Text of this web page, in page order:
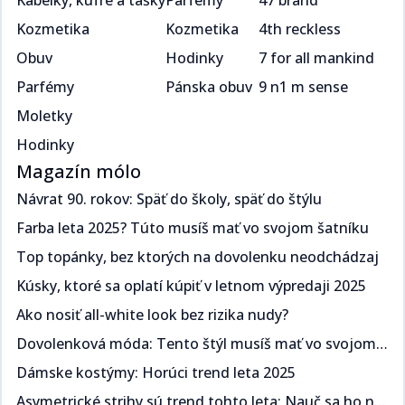
Kozmetika
Obuv
Parfémy
Moletky
Hodinky
Kozmetika
Hodinky
Pánska obuv
4th reckless
7 for all mankind
9 n1 m sense
Magazín mólo
Návrat 90. rokov: Späť do školy, späť do štýlu​​​​‌ ‍ ​‍​‍‌‍ ‌ ​‍‌‍‍‌‌‍‌ ‌‍‍‌‌‍ ‍​‍​‍​ ‍‍​‍​‍‌ ​ ‌‍​‌‌‍ ‍‌‍‍‌‌ ‌​‌ ‍‌​‍ ‍‌‍‍‌‌‍ ​‍​‍​‍ ​​‍​‍‌‍‍​‌ ​‍‌‍‌‌‌‍‌‍​‍​‍​ ‍‍​‍​‍‌‍‍​‌ ‌​‌ ‌​‌ ​​​ ‍‍​‍ ​‍ ‌‍ ​‌‍ ‌‍​ ‌‍​‌‌‍ ​‌‍‍​‌‍ ‌ ​ ‌ ‌​​ ‍‍​ ​ ​ ​​​ ​​​ ​​​‍ ‌ ​ ‌ ‌​‌ ‌‌‌‍‌​‌‍‍‌‌‍ ​‍ ‌‍‍‌‌‍ ‍‌ ‌​‌‍‌‌‌‍ ‍‌ ‌​​‍ ‌‍‌‌‌‍‌​‌‍‍‌‌ ‌​​‍ ‌‍ ‌‌‍ ‌‍‌​‌‍‌‌​ ‌‌ ​​‌ ​‍‌‍‌‌‌ ​ ‌‍‌‌‌‍ ‍‌ ‌​‌‍​‌‌ ‌​‌‍‍‌‌‍ ‌‍ ‍​ ‍ ‌‍‍‌‌‍‌​​ ‌​ ​‍‌‍​ ‌‍​ ‌‍‌​​ ‍​​ ‍​​ ‌‌​ ​‌​‍ ‌​ ‍​​ ​ ‌‍​‌​ ​‌​‍ ‌​ ‌​‌‍‌​​ ​‌​ ​‍​‍ ‌‌‍​‌‌‍​‌​ ​​​ ​​​‍ ‌​ ‍‌​ ‌ ​ ​‌‌‍​ ​ ​‌​ ​‌‌‍​‍‌‍‌​​ ​‍‌‍‌​‌‍‌‍​ ‌ ​ ‍ ‌ ‌​‌ ‍‌‌ ​​‌‍‌‌​ ‌‌ ​​‌‍ ‌ ​ ‌ ‌​​ ‍ ‌ ​​‌‍​‌‌ ‌​‌‍‍​​ ‌‌ ‌​‌‍‍‌‌ ‌​‌‍ ​‌‍‌‌​ ‌‍​‍‌‍​‌‌ ​ ‌‍‌‌‌‌‌‌‌ ​‍‌‍ ​​ ‌‌‍‍​‌ ‌​‌ ‌​‌ ​​​‍‌‌​ ​ ‌​​‌​‍‌‌​ ​‍‌​‌‍​‍‌‌​ ​‍‌​‌‍‌‍ ​‌‍ ‌‍​ ‌‍​‌‌‍ ​‌‍‍​‌‍ ‌ ​ ‌ ‌​​‍‌‌​ ​ ‌​​‌​ ​ ​ ​​​ ​​​ ​​​‍‌‌​ ​‍‌​‌‍‌ ​ ‌ ‌​‌ ‌‌‌‍‌​‌‍‍‌‌‍ ​‍‌‍‌‍‍‌‌‍‌​​ ‌​ ​‍‌‍​ ‌‍​ ‌‍‌​​ ‍​​ ‍​​ ‌‌​ ​‌​‍ ‌​ ‍​​ ​ ‌‍​‌​ ​‌​‍ ‌​ ‌​‌‍‌​​ ​‌​ ​‍​‍ ‌‌‍​‌‌‍​‌​ ​​​ ​​​‍ ‌​ ‍‌​ ‌ ​ ​‌‌‍​ ​ ​‌​ ​‌‌‍​‍‌‍‌​​ ​‍‌‍‌​‌‍‌‍​ ‌ ​‍‌‍‌ ‌​‌ ‍‌‌ ​​‌‍‌‌​ ‌‌ ​​‌‍ ‌ ​ ‌ ‌​​‍‌‍‌ ​​‌‍​‌‌ ‌​‌‍‍​​ ‌‌ ‌​‌‍‍‌‌ ‌​‌‍ ​‌‍‌‌​‍‌‍‌ ​​‌‍‌‌‌ ​‍‌ ​ ‌ ​​‌‍‌‌‌‍​ ‌ ‌​‌‍‍‌‌ ‌‍‌‍‌‌​ ‌‌ ​​‌ ‌‌‌‍​‍‌‍ ​‌‍‍‌‌ ​ ‌‍‍​‌‍‌‌‌‍‌​​‍​‍‌ ‌
Farba leta 2025? Túto musíš mať vo svojom šatníku ​​​​‌ ‍ ​‍​‍‌‍ ‌ ​‍‌‍‍‌‌‍‌ ‌‍‍‌‌‍ ‍​‍​‍​ ‍‍​‍​‍‌ ​ ‌‍​‌‌‍ ‍‌‍‍‌‌ ‌​‌ ‍‌​‍ ‍‌‍‍‌‌‍ ​‍​‍​‍ ​​‍​‍‌‍‍​‌ ​‍‌‍‌‌‌‍‌‍​‍​‍​ ‍‍​‍​‍‌‍‍​‌ ‌​‌ ‌​‌ ​​​ ‍‍​‍ ​‍ ‌‍ ​‌‍ ‌‍​ ‌‍​‌‌‍ ​‌‍‍​‌‍ ‌ ​ ‌ ‌​​ ‍‍​ ​ ​ ​​​ ​​​ ​​​‍ ‌ ​ ‌ ‌​‌ ‌‌‌‍‌​‌‍‍‌‌‍ ​‍ ‌‍‍‌‌‍ ‍‌ ‌​‌‍‌‌‌‍ ‍‌ ‌​​‍ ‌‍‌‌‌‍‌​‌‍‍‌‌ ‌​​‍ ‌‍ ‌‌‍ ‌‍‌​‌‍‌‌​ ‌‌ ​​‌ ​‍‌‍‌‌‌ ​ ‌‍‌‌‌‍ ‍‌ ‌​‌‍​‌‌ ‌​‌‍‍‌‌‍ ‌‍ ‍​ ‍ ‌‍‍‌‌‍‌​​ ‌​ ​‌‌‍​‌​ ‌​​ ‌‍​ ​​‌‍​‌​ ​‍‌‍​‍​‍ ‌​ ‍​‌‍​‍‌‍​‍‌‍‌‍​‍ ‌​ ‌​‌‍‌‍​ ​​​ ​‍​‍ ‌‌‍​‌‌‍​‍​ ‌ ‌‍‌‍​‍ ‌‌‍‌‍​ ‍‌‌‍​ ‌‍​‍​ ‍‌​ ‍‌‌‍‌‌​ ​​‌‍‌‍​ ​ ‌‍‌​​ ​‍​ ‍ ‌ ‌​‌ ‍‌‌ ​​‌‍‌‌​ ‌‌ ​​‌‍ ‌ ​ ‌ ‌​​ ‍ ‌ ​​‌‍​‌‌ ‌​‌‍‍​​ ‌‌ ‌​‌‍‍‌‌ ‌​‌‍ ​‌‍‌‌​ ‌‍​‍‌‍​‌‌ ​ ‌‍‌‌‌‌‌‌‌ ​‍‌‍ ​​ ‌‌‍‍​‌ ‌​‌ ‌​‌ ​​​‍‌‌​ ​ ‌​​‌​‍‌‌​ ​‍‌​‌‍​‍‌‌​ ​‍‌​‌‍‌‍ ​‌‍ ‌‍​ ‌‍​‌‌‍ ​‌‍‍​‌‍ ‌ ​ ‌ ‌​​‍‌‌​ ​ ‌​​‌​ ​ ​ ​​​ ​​​ ​​​‍‌‌​ ​‍‌​‌‍‌ ​ ‌ ‌​‌ ‌‌‌‍‌​‌‍‍‌‌‍ ​‍‌‍‌‍‍‌‌‍‌​​ ‌​ ​‌‌‍​‌​ ‌​​ ‌‍​ ​​‌‍​‌​ ​‍‌‍​‍​‍ ‌​ ‍​‌‍​‍‌‍​‍‌‍‌‍​‍ ‌​ ‌​‌‍‌‍​ ​​​ ​‍​‍ ‌‌‍​‌‌‍​‍​ ‌ ‌‍‌‍​‍ ‌‌‍‌‍​ ‍‌‌‍​ ‌‍​‍​ ‍‌​ ‍‌‌‍‌‌​ ​​‌‍‌‍​ ​ ‌‍‌​​ ​‍​‍‌‍‌ ‌​‌ ‍‌‌ ​​‌‍‌‌​ ‌‌ ​​‌‍ ‌ ​ ‌ ‌​​‍‌‍‌ ​​‌‍​‌‌ ‌​‌‍‍​​ ‌‌ ‌​‌‍‍‌‌ ‌​‌‍ ​‌‍‌‌​‍‌‍‌ ​​‌‍‌‌‌ ​‍‌ ​ ‌ ​​‌‍‌‌‌‍​ ‌ ‌​‌‍‍‌‌ ‌‍‌‍‌‌​ ‌‌ ​​‌ ‌‌‌‍​‍‌‍ ​‌‍‍‌‌ ​ ‌‍‍​‌‍‌‌‌‍‌​​‍​‍‌ ‌
Top topánky, bez ktorých na dovolenku neodchádzaj​​​​‌ ‍ ​‍​‍‌‍ ‌ ​‍‌‍‍‌‌‍‌ ‌‍‍‌‌‍ ‍​‍​‍​ ‍‍​‍​‍‌ ​ ‌‍​‌‌‍ ‍‌‍‍‌‌ ‌​‌ ‍‌​‍ ‍‌‍‍‌‌‍ ​‍​‍​‍ ​​‍​‍‌‍‍​‌ ​‍‌‍‌‌‌‍‌‍​‍​‍​ ‍‍​‍​‍‌‍‍​‌ ‌​‌ ‌​‌ ​​​ ‍‍​‍ ​‍ ‌‍ ​‌‍ ‌‍​ ‌‍​‌‌‍ ​‌‍‍​‌‍ ‌ ​ ‌ ‌​​ ‍‍​ ​ ​ ​​​ ​​​ ​​​‍ ‌ ​ ‌ ‌​‌ ‌‌‌‍‌​‌‍‍‌‌‍ ​‍ ‌‍‍‌‌‍ ‍‌ ‌​‌‍‌‌‌‍ ‍‌ ‌​​‍ ‌‍‌‌‌‍‌​‌‍‍‌‌ ‌​​‍ ‌‍ ‌‌‍ ‌‍‌​‌‍‌‌​ ‌‌ ​​‌ ​‍‌‍‌‌‌ ​ ‌‍‌‌‌‍ ‍‌ ‌​‌‍​‌‌ ‌​‌‍‍‌‌‍ ‌‍ ‍​ ‍ ‌‍‍‌‌‍‌​​ ‌​ ​‌​ ‍‌​ ​‍‌‍​ ​ ‌ ​ ​‌​ ‌‌​ ​‍​‍ ‌‌‍​‌‌‍​‌​ ‍​‌‍​‍​‍ ‌​ ‌​​ ‌‌​ ‍‌‌‍‌‍​‍ ‌‌‍​‌​ ‍​​ ‌ ​ ‍​​‍ ‌​ ‍‌​ ‌ ​ ​​​ ‍‌‌‍​ ​ ‍​​ ‍‌​ ​‍​ ​​‌‍‌‍‌‍​‍‌‍‌‌​ ‍ ‌ ‌​‌ ‍‌‌ ​​‌‍‌‌​ ‌‌ ​​‌‍ ‌ ​ ‌ ‌​​ ‍ ‌ ​​‌‍​‌‌ ‌​‌‍‍​​ ‌‌ ‌​‌‍‍‌‌ ‌​‌‍ ​‌‍‌‌​ ‌‍​‍‌‍​‌‌ ​ ‌‍‌‌‌‌‌‌‌ ​‍‌‍ ​​ ‌‌‍‍​‌ ‌​‌ ‌​‌ ​​​‍‌‌​ ​ ‌​​‌​‍‌‌​ ​‍‌​‌‍​‍‌‌​ ​‍‌​‌‍‌‍ ​‌‍ ‌‍​ ‌‍​‌‌‍ ​‌‍‍​‌‍ ‌ ​ ‌ ‌​​‍‌‌​ ​ ‌​​‌​ ​ ​ ​​​ ​​​ ​​​‍‌‌​ ​‍‌​‌‍‌ ​ ‌ ‌​‌ ‌‌‌‍‌​‌‍‍‌‌‍ ​‍‌‍‌‍‍‌‌‍‌​​ ‌​ ​‌​ ‍‌​ ​‍‌‍​ ​ ‌ ​ ​‌​ ‌‌​ ​‍​‍ ‌‌‍​‌‌‍​‌​ ‍​‌‍​‍​‍ ‌​ ‌​​ ‌‌​ ‍‌‌‍‌‍​‍ ‌‌‍​‌​ ‍​​ ‌ ​ ‍​​‍ ‌​ ‍‌​ ‌ ​ ​​​ ‍‌‌‍​ ​ ‍​​ ‍‌​ ​‍​ ​​‌‍‌‍‌‍​‍‌‍‌‌​‍‌‍‌ ‌​‌ ‍‌‌ ​​‌‍‌‌​ ‌‌ ​​‌‍ ‌ ​ ‌ ‌​​‍‌‍‌ ​​‌‍​‌‌ ‌​‌‍‍​​ ‌‌ ‌​‌‍‍‌‌ ‌​‌‍ ​‌‍‌‌​‍‌‍‌ ​​‌‍‌‌‌ ​‍‌ ​ ‌ ​​‌‍‌‌‌‍​ ‌ ‌​‌‍‍‌‌ ‌‍‌‍‌‌​ ‌‌ ​​‌ ‌‌‌‍​‍‌‍ ​‌‍‍‌‌ ​ ‌‍‍​‌‍‌‌‌‍‌​​‍​‍‌ ‌
Kúsky, ktoré sa oplatí kúpiť v letnom výpredaji 2025​​​​‌ ‍ ​‍​‍‌‍ ‌ ​‍‌‍‍‌‌‍‌ ‌‍‍‌‌‍ ‍​‍​‍​ ‍‍​‍​‍‌ ​ ‌‍​‌‌‍ ‍‌‍‍‌‌ ‌​‌ ‍‌​‍ ‍‌‍‍‌‌‍ ​‍​‍​‍ ​​‍​‍‌‍‍​‌ ​‍‌‍‌‌‌‍‌‍​‍​‍​ ‍‍​‍​‍‌‍‍​‌ ‌​‌ ‌​‌ ​​​ ‍‍​‍ ​‍ ‌‍ ​‌‍ ‌‍​ ‌‍​‌‌‍ ​‌‍‍​‌‍ ‌ ​ ‌ ‌​​ ‍‍​ ​ ​ ​​​ ​​​ ​​​‍ ‌ ​ ‌ ‌​‌ ‌‌‌‍‌​‌‍‍‌‌‍ ​‍ ‌‍‍‌‌‍ ‍‌ ‌​‌‍‌‌‌‍ ‍‌ ‌​​‍ ‌‍‌‌‌‍‌​‌‍‍‌‌ ‌​​‍ ‌‍ ‌‌‍ ‌‍‌​‌‍‌‌​ ‌‌ ​​‌ ​‍‌‍‌‌‌ ​ ‌‍‌‌‌‍ ‍‌ ‌​‌‍​‌‌ ‌​‌‍‍‌‌‍ ‌‍ ‍​ ‍ ‌‍‍‌‌‍‌​​ ‌‌‍​‌‌‍​‍​ ​ ​ ‌​‌‍‌​‌‍‌‌​ ​ ‌‍‌​​‍ ‌​ ‍‌​ ​‌​ ‍‌​ ​‍​‍ ‌​ ‌​‌‍​‌​ ​‌​ ‍​​‍ ‌‌‍​‌​ ‌‌​ ‍​‌‍‌‌​‍ ‌‌‍‌‍​ ‌‌‌‍​‌‌‍​‌​ ​‌‌‍​ ​ ‍‌​ ‌ ‌‍‌​‌‍​‌​ ​​‌‍​ ​ ‍ ‌ ‌​‌ ‍‌‌ ​​‌‍‌‌​ ‌‌ ​​‌‍ ‌ ​ ‌ ‌​​ ‍ ‌ ​​‌‍​‌‌ ‌​‌‍‍​​ ‌‌ ‌​‌‍‍‌‌ ‌​‌‍ ​‌‍‌‌​ ‌‍​‍‌‍​‌‌ ​ ‌‍‌‌‌‌‌‌‌ ​‍‌‍ ​​ ‌‌‍‍​‌ ‌​‌ ‌​‌ ​​​‍‌‌​ ​ ‌​​‌​‍‌‌​ ​‍‌​‌‍​‍‌‌​ ​‍‌​‌‍‌‍ ​‌‍ ‌‍​ ‌‍​‌‌‍ ​‌‍‍​‌‍ ‌ ​ ‌ ‌​​‍‌‌​ ​ ‌​​‌​ ​ ​ ​​​ ​​​ ​​​‍‌‌​ ​‍‌​‌‍‌ ​ ‌ ‌​‌ ‌‌‌‍‌​‌‍‍‌‌‍ ​‍‌‍‌‍‍‌‌‍‌​​ ‌‌‍​‌‌‍​‍​ ​ ​ ‌​‌‍‌​‌‍‌‌​ ​ ‌‍‌​​‍ ‌​ ‍‌​ ​‌​ ‍‌​ ​‍​‍ ‌​ ‌​‌‍​‌​ ​‌​ ‍​​‍ ‌‌‍​‌​ ‌‌​ ‍​‌‍‌‌​‍ ‌‌‍‌‍​ ‌‌‌‍​‌‌‍​‌​ ​‌‌‍​ ​ ‍‌​ ‌ ‌‍‌​‌‍​‌​ ​​‌‍​ ​‍‌‍‌ ‌​‌ ‍‌‌ ​​‌‍‌‌​ ‌‌ ​​‌‍ ‌ ​ ‌ ‌​​‍‌‍‌ ​​‌‍​‌‌ ‌​‌‍‍​​ ‌‌ ‌​‌‍‍‌‌ ‌​‌‍ ​‌‍‌‌​‍‌‍‌ ​​‌‍‌‌‌ ​‍‌ ​ ‌ ​​‌‍‌‌‌‍​ ‌ ‌​‌‍‍‌‌ ‌‍‌‍‌‌​ ‌‌ ​​‌ ‌‌‌‍​‍‌‍ ​‌‍‍‌‌ ​ ‌‍‍​‌‍‌‌‌‍‌​​‍​‍‌ ‌
Ako nosiť all-white look bez rizika nudy?​​​​‌ ‍ ​‍​‍‌‍ ‌ ​‍‌‍‍‌‌‍‌ ‌‍‍‌‌‍ ‍​‍​‍​ ‍‍​‍​‍‌ ​ ‌‍​‌‌‍ ‍‌‍‍‌‌ ‌​‌ ‍‌​‍ ‍‌‍‍‌‌‍ ​‍​‍​‍ ​​‍​‍‌‍‍​‌ ​‍‌‍‌‌‌‍‌‍​‍​‍​ ‍‍​‍​‍‌‍‍​‌ ‌​‌ ‌​‌ ​​​ ‍‍​‍ ​‍ ‌‍ ​‌‍ ‌‍​ ‌‍​‌‌‍ ​‌‍‍​‌‍ ‌ ​ ‌ ‌​​ ‍‍​ ​ ​ ​​​ ​​​ ​​​‍ ‌ ​ ‌ ‌​‌ ‌‌‌‍‌​‌‍‍‌‌‍ ​‍ ‌‍‍‌‌‍ ‍‌ ‌​‌‍‌‌‌‍ ‍‌ ‌​​‍ ‌‍‌‌‌‍‌​‌‍‍‌‌ ‌​​‍ ‌‍ ‌‌‍ ‌‍‌​‌‍‌‌​ ‌‌ ​​‌ ​‍‌‍‌‌‌ ​ ‌‍‌‌‌‍ ‍‌ ‌​‌‍​‌‌ ‌​‌‍‍‌‌‍ ‌‍ ‍​ ‍ ‌‍‍‌‌‍‌​​ ‌‌‍‌‍​ ‌‌​ ‍‌​ ‍‌​ ‍​​ ‌‌‌‍‌‍​ ​ ​‍ ‌​ ‍‌‌‍​ ​ ​ ‌‍​‌​‍ ‌​ ‌​‌‍‌‌​ ‌​​ ​​​‍ ‌​ ‍​​ ‌ ​ ​‍‌‍‌‌​‍ ‌​ ‌​​ ​‌‌‍‌​‌‍‌‌‌‍‌‌‌‍​‍‌‍‌‌​ ​‌​ ‍‌‌‍‌‌​ ‌‍​ ‌ ​ ‍ ‌ ‌​‌ ‍‌‌ ​​‌‍‌‌​ ‌‌ ​​‌‍ ‌ ​ ‌ ‌​​ ‍ ‌ ​​‌‍​‌‌ ‌​‌‍‍​​ ‌‌ ‌​‌‍‍‌‌ ‌​‌‍ ​‌‍‌‌​ ‌‍​‍‌‍​‌‌ ​ ‌‍‌‌‌‌‌‌‌ ​‍‌‍ ​​ ‌‌‍‍​‌ ‌​‌ ‌​‌ ​​​‍‌‌​ ​ ‌​​‌​‍‌‌​ ​‍‌​‌‍​‍‌‌​ ​‍‌​‌‍‌‍ ​‌‍ ‌‍​ ‌‍​‌‌‍ ​‌‍‍​‌‍ ‌ ​ ‌ ‌​​‍‌‌​ ​ ‌​​‌​ ​ ​ ​​​ ​​​ ​​​‍‌‌​ ​‍‌​‌‍‌ ​ ‌ ‌​‌ ‌‌‌‍‌​‌‍‍‌‌‍ ​‍‌‍‌‍‍‌‌‍‌​​ ‌‌‍‌‍​ ‌‌​ ‍‌​ ‍‌​ ‍​​ ‌‌‌‍‌‍​ ​ ​‍ ‌​ ‍‌‌‍​ ​ ​ ‌‍​‌​‍ ‌​ ‌​‌‍‌‌​ ‌​​ ​​​‍ ‌​ ‍​​ ‌ ​ ​‍‌‍‌‌​‍ ‌​ ‌​​ ​‌‌‍‌​‌‍‌‌‌‍‌‌‌‍​‍‌‍‌‌​ ​‌​ ‍‌‌‍‌‌​ ‌‍​ ‌ ​‍‌‍‌ ‌​‌ ‍‌‌ ​​‌‍‌‌​ ‌‌ ​​‌‍ ‌ ​ ‌ ‌​​‍‌‍‌ ​​‌‍​‌‌ ‌​‌‍‍​​ ‌‌ ‌​‌‍‍‌‌ ‌​‌‍ ​‌‍‌‌​‍‌‍‌ ​​‌‍‌‌‌ ​‍‌ ​ ‌ ​​‌‍‌‌‌‍​ ‌ ‌​‌‍‍‌‌ ‌‍‌‍‌‌​ ‌‌ ​​‌ ‌‌‌‍​‍‌‍ ​‌‍‍‌‌ ​ ‌‍‍​‌‍‌‌‌‍‌​​‍​‍‌ ‌
Dovolenková móda: Tento štýl musíš mať vo svojom šatníku ​​​​‌ ‍ ​‍​‍‌‍ ‌ ​‍‌‍‍‌‌‍‌ ‌‍‍‌‌‍ ‍​‍​‍​ ‍‍​‍​‍‌ ​ ‌‍​‌‌‍ ‍‌‍‍‌‌ ‌​‌ ‍‌​‍ ‍‌‍‍‌‌‍ ​‍​‍​‍ ​​‍​‍‌‍‍​‌ ​‍‌‍‌‌‌‍‌‍​‍​‍​ ‍‍​‍​‍‌‍‍​‌ ‌​‌ ‌​‌ ​​​ ‍‍​‍ ​‍ ‌‍ ​‌‍ ‌‍​ ‌‍​‌‌‍ ​‌‍‍​‌‍ ‌ ​ ‌ ‌​​ ‍‍​ ​ ​ ​​​ ​​​ ​​​‍ ‌ ​ ‌ ‌​‌ ‌‌‌‍‌​‌‍‍‌‌‍ ​‍ ‌‍‍‌‌‍ ‍‌ ‌​‌‍‌‌‌‍ ‍‌ ‌​​‍ ‌‍‌‌‌‍‌​‌‍‍‌‌ ‌​​‍ ‌‍ ‌‌‍ ‌‍‌​‌‍‌‌​ ‌‌ ​​‌ ​‍‌‍‌‌‌ ​ ‌‍‌‌‌‍ ‍‌ ‌​‌‍​‌‌ ‌​‌‍‍‌‌‍ ‌‍ ‍​ ‍ ‌‍‍‌‌‍‌​​ ‌​ ​​​ ‌‌​ ​​‌‍‌‌​ ‍​‌‍‌​​ ​​‌‍‌‌​‍ ‌​ ​​​ ‍‌​ ‌ ​ ‍​​‍ ‌​ ‌​​ ​ ‌‍​ ​ ‌​​‍ ‌​ ‍‌‌‍​‌​ ‍‌​ ​​​‍ ‌​ ‍​​ ​‌​ ‍​​ ​‍​ ​​‌‍‌‌​ ​ ​ ​‌​ ​ ‌‍​ ​ ‍​​ ​‍​ ‍ ‌ ‌​‌ ‍‌‌ ​​‌‍‌‌​ ‌‌ ​​‌‍ ‌ ​ ‌ ‌​​ ‍ ‌ ​​‌‍​‌‌ ‌​‌‍‍​​ ‌‌ ‌​‌‍‍‌‌ ‌​‌‍ ​‌‍‌‌​ ‌‍​‍‌‍​‌‌ ​ ‌‍‌‌‌‌‌‌‌ ​‍‌‍ ​​ ‌‌‍‍​‌ ‌​‌ ‌​‌ ​​​‍‌‌​ ​ ‌​​‌​‍‌‌​ ​‍‌​‌‍​‍‌‌​ ​‍‌​‌‍‌‍ ​‌‍ ‌‍​ ‌‍​‌‌‍ ​‌‍‍​‌‍ ‌ ​ ‌ ‌​​‍‌‌​ ​ ‌​​‌​ ​ ​ ​​​ ​​​ ​​​‍‌‌​ ​‍‌​‌‍‌ ​ ‌ ‌​‌ ‌‌‌‍‌​‌‍‍‌‌‍ ​‍‌‍‌‍‍‌‌‍‌​​ ‌​ ​​​ ‌‌​ ​​‌‍‌‌​ ‍​‌‍‌​​ ​​‌‍‌‌​‍ ‌​ ​​​ ‍‌​ ‌ ​ ‍​​‍ ‌​ ‌​​ ​ ‌‍​ ​ ‌​​‍ ‌​ ‍‌‌‍​‌​ ‍‌​ ​​​‍ ‌​ ‍​​ ​‌​ ‍​​ ​‍​ ​​‌‍‌‌​ ​ ​ ​‌​ ​ ‌‍​ ​ ‍​​ ​‍​‍‌‍‌ ‌​‌ ‍‌‌ ​​‌‍‌‌​ ‌‌ ​​‌‍ ‌ ​ ‌ ‌​​‍‌‍‌ ​​‌‍​‌‌ ‌​‌‍‍​​ ‌‌ ‌​‌‍‍‌‌ ‌​‌‍ ​‌‍‌‌​‍‌‍‌ ​​‌‍‌‌‌ ​‍‌ ​ ‌ ​​‌‍‌‌‌‍​ ‌ ‌​‌‍‍‌‌ ‌‍‌‍‌‌​ ‌‌ ​​‌ ‌‌‌‍​‍‌‍ ​‌‍‍‌‌ ​ ‌‍‍​‌‍‌‌‌‍‌​​‍​‍‌ ‌
Dámske kostýmy: Horúci trend leta 2025 ​​​​‌ ‍ ​‍​‍‌‍ ‌ ​‍‌‍‍‌‌‍‌ ‌‍‍‌‌‍ ‍​‍​‍​ ‍‍​‍​‍‌ ​ ‌‍​‌‌‍ ‍‌‍‍‌‌ ‌​‌ ‍‌​‍ ‍‌‍‍‌‌‍ ​‍​‍​‍ ​​‍​‍‌‍‍​‌ ​‍‌‍‌‌‌‍‌‍​‍​‍​ ‍‍​‍​‍‌‍‍​‌ ‌​‌ ‌​‌ ​​​ ‍‍​‍ ​‍ ‌‍ ​‌‍ ‌‍​ ‌‍​‌‌‍ ​‌‍‍​‌‍ ‌ ​ ‌ ‌​​ ‍‍​ ​ ​ ​​​ ​​​ ​​​‍ ‌ ​ ‌ ‌​‌ ‌‌‌‍‌​‌‍‍‌‌‍ ​‍ ‌‍‍‌‌‍ ‍‌ ‌​‌‍‌‌‌‍ ‍‌ ‌​​‍ ‌‍‌‌‌‍‌​‌‍‍‌‌ ‌​​‍ ‌‍ ‌‌‍ ‌‍‌​‌‍‌‌​ ‌‌ ​​‌ ​‍‌‍‌‌‌ ​ ‌‍‌‌‌‍ ‍‌ ‌​‌‍​‌‌ ‌​‌‍‍‌‌‍ ‌‍ ‍​ ‍ ‌‍‍‌‌‍‌​​ ‌​ ​‌​ ‍​​ ‍‌​ ​‌​ ‌​​ ‌‍‌‍‌​‌‍‌​​‍ ‌‌‍‌‌​ ‌ ​ ‌‌​ ‌​​‍ ‌​ ‌​​ ​‍​ ‌‍‌‍‌‍​‍ ‌​ ‍​​ ‌​‌‍‌‍​ ‌ ​‍ ‌​ ​‌‌‍‌​​ ‍‌​ ‌‌‌‍‌‍​ ​ ​ ​ ​ ​‍​ ​​​ ‌‌‌‍‌‍‌‍‌‍​ ‍ ‌ ‌​‌ ‍‌‌ ​​‌‍‌‌​ ‌‌ ​​‌‍ ‌ ​ ‌ ‌​​ ‍ ‌ ​​‌‍​‌‌ ‌​‌‍‍​​ ‌‌ ‌​‌‍‍‌‌ ‌​‌‍ ​‌‍‌‌​ ‌‍​‍‌‍​‌‌ ​ ‌‍‌‌‌‌‌‌‌ ​‍‌‍ ​​ ‌‌‍‍​‌ ‌​‌ ‌​‌ ​​​‍‌‌​ ​ ‌​​‌​‍‌‌​ ​‍‌​‌‍​‍‌‌​ ​‍‌​‌‍‌‍ ​‌‍ ‌‍​ ‌‍​‌‌‍ ​‌‍‍​‌‍ ‌ ​ ‌ ‌​​‍‌‌​ ​ ‌​​‌​ ​ ​ ​​​ ​​​ ​​​‍‌‌​ ​‍‌​‌‍‌ ​ ‌ ‌​‌ ‌‌‌‍‌​‌‍‍‌‌‍ ​‍‌‍‌‍‍‌‌‍‌​​ ‌​ ​‌​ ‍​​ ‍‌​ ​‌​ ‌​​ ‌‍‌‍‌​‌‍‌​​‍ ‌‌‍‌‌​ ‌ ​ ‌‌​ ‌​​‍ ‌​ ‌​​ ​‍​ ‌‍‌‍‌‍​‍ ‌​ ‍​​ ‌​‌‍‌‍​ ‌ ​‍ ‌​ ​‌‌‍‌​​ ‍‌​ ‌‌‌‍‌‍​ ​ ​ ​ ​ ​‍​ ​​​ ‌‌‌‍‌‍‌‍‌‍​‍‌‍‌ ‌​‌ ‍‌‌ ​​‌‍‌‌​ ‌‌ ​​‌‍ ‌ ​ ‌ ‌​​‍‌‍‌ ​​‌‍​‌‌ ‌​‌‍‍​​ ‌‌ ‌​‌‍‍‌‌ ‌​‌‍ ​‌‍‌‌​‍‌‍‌ ​​‌‍‌‌‌ ​‍‌ ​ ‌ ​​‌‍‌‌‌‍​ ‌ ‌​‌‍‍‌‌ ‌‍‌‍‌‌​ ‌‌ ​​‌ ‌‌‌‍​‍‌‍ ​‌‍‍‌‌ ​ ‌‍‍​‌‍‌‌‌‍‌​​‍​‍‌ ‌